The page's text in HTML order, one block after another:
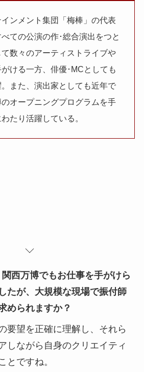
ンメント集団「梅棒」の代表
ての公演の作･総合演出をつと
数々のアーティストライブや
ける一方、俳優･MCとしても
また、演出家としても近年で
オープニングプログラムを手
たり活躍している。
西万博でもお仕事を手がけら
たが、大規模な現場で振付師
められますか？
要望を正確に理解し、それら
しながら自身のクリエイティ
とですね。